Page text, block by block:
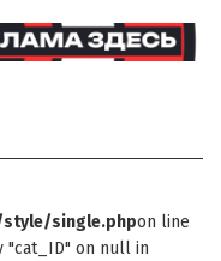
single.phpon line
"cat_ID" on null in